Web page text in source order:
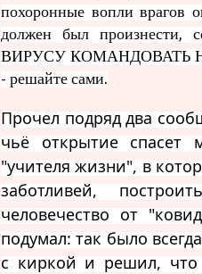
похоронные вопли врагов
должен был произнести,
ВИРУСУ КОМАНДОВАТЬ
- решайте сами.
Прочел подряд два
чьё открытие спасет
"учителя жизни", в
заботливей,
человечество от
подумал: так было
с киркой и решил,